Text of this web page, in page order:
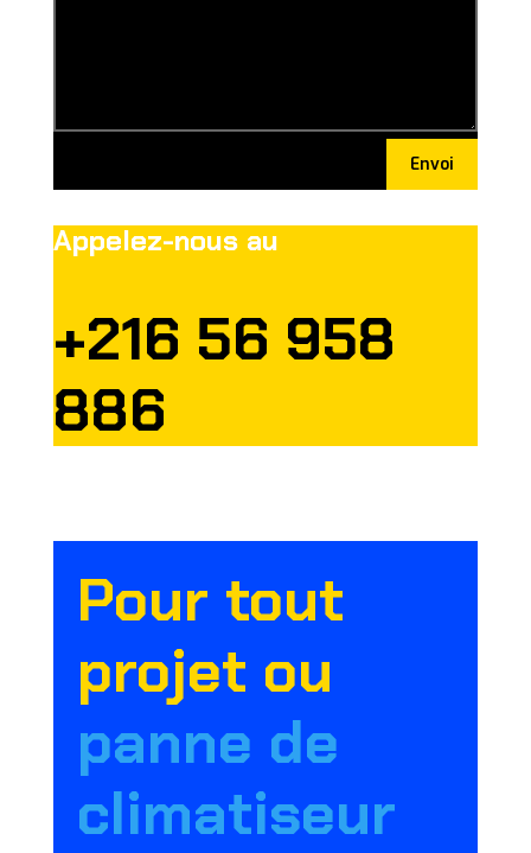
Envoi
Appelez-nous au
+216 56 958
886
Pour tout
projet ou
panne de
climatiseur